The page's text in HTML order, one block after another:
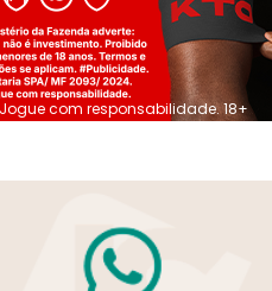
Jogue com responsabilidade. 18+